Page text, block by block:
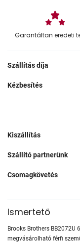
Garantáltan eredeti
Szállítás díja
Kézbesítés
Kiszállítás
Szállító partnerünk
Csomagkövetés
Ismertető
Brooks Brothers BB2072U
megvásárolható férfi